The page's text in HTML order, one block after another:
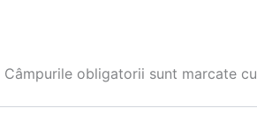
Câmpurile obligatorii sunt marcate cu